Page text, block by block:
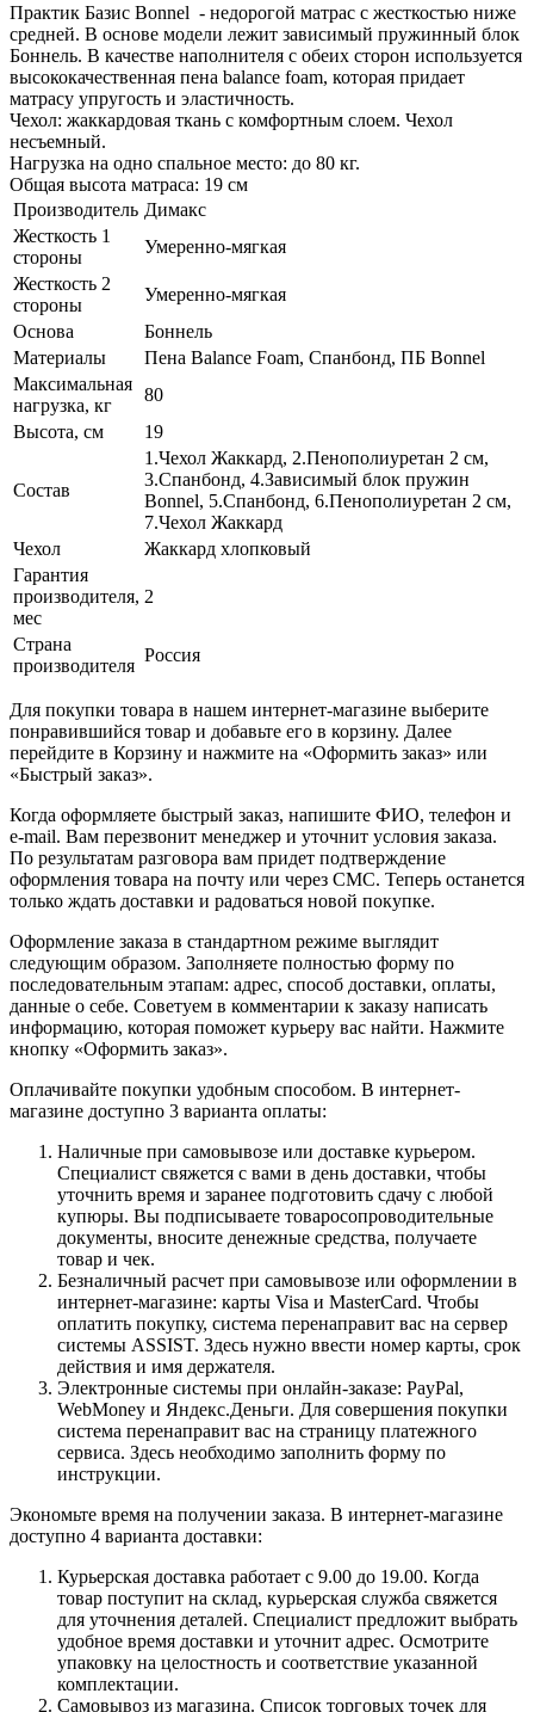
Практик Базис Bonnel - недорогой матрас с жесткостью ниже
средней. В основе модели лежит зависимый пружинный блок
Боннель. В качестве наполнителя с обеих сторон используется
высококачественная пена balance foam, которая придает
матрасу упругость и эластичность.
Чехол: жаккардовая ткань с комфортным слоем. Чехол
несъемный.
Нагрузка на одно спальное место: до 80 кг.
Общая высота матраса: 19 см
Производитель Димакс
Жесткость 1
стороны
Умеренно-мягкая
Жесткость 2
стороны
Умеренно-мягкая
Основа
Боннель
Материалы
Пена Balance Foam, Спанбонд, ПБ Bonnel
Максимальная
нагрузка, кг
80
Высота, см
19
Состав
1.Чехол Жаккард, 2.Пенополиуретан 2 см,
3.Спанбонд, 4.Зависимый блок пружин
Bonnel, 5.Спанбонд, 6.Пенополиуретан 2 см,
7.Чехол Жаккард
Чехол
Жаккард хлопковый
Гарантия
производителя,
мес
2
Страна
производителя
Россия
Для покупки товара в нашем интернет-магазине выберите
понравившийся товар и добавьте его в корзину. Далее
перейдите в Корзину и нажмите на «Оформить заказ» или
«Быстрый заказ».
Когда оформляете быстрый заказ, напишите ФИО, телефон и
e-mail. Вам перезвонит менеджер и уточнит условия заказа.
По результатам разговора вам придет подтверждение
оформления товара на почту или через СМС. Теперь останется
только ждать доставки и радоваться новой покупке.
Оформление заказа в стандартном режиме выглядит
следующим образом. Заполняете полностью форму по
последовательным этапам: адрес, способ доставки, оплаты,
данные о себе. Советуем в комментарии к заказу написать
информацию, которая поможет курьеру вас найти. Нажмите
кнопку «Оформить заказ».
Оплачивайте покупки удобным способом. В интернет-
магазине доступно 3 варианта оплаты:
Наличные при самовывозе или доставке курьером.
Специалист свяжется с вами в день доставки, чтобы
уточнить время и заранее подготовить сдачу с любой
купюры. Вы подписываете товаросопроводительные
документы, вносите денежные средства, получаете
товар и чек.
Безналичный расчет при самовывозе или оформлении в
интернет-магазине: карты Visa и MasterCard. Чтобы
оплатить покупку, система перенаправит вас на сервер
системы ASSIST. Здесь нужно ввести номер карты, срок
действия и имя держателя.
Электронные системы при онлайн-заказе: PayPal,
WebMoney и Яндекс.Деньги. Для совершения покупки
система перенаправит вас на страницу платежного
сервиса. Здесь необходимо заполнить форму по
инструкции.
Экономьте время на получении заказа. В интернет-магазине
доступно 4 варианта доставки:
Курьерская доставка работает с 9.00 до 19.00. Когда
товар поступит на склад, курьерская служба свяжется
для уточнения деталей. Специалист предложит выбрать
удобное время доставки и уточнит адрес. Осмотрите
упаковку на целостность и соответствие указанной
комплектации.
Самовывоз из магазина. Список торговых точек для